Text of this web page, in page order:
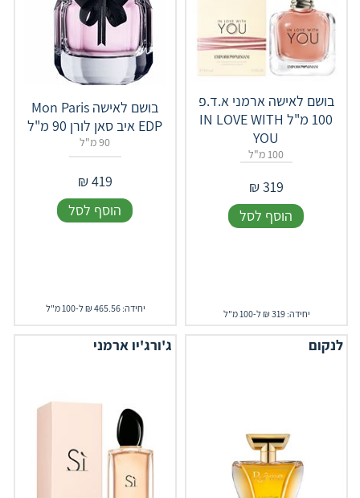
בושם לאישה ארמני א.ד.פ
100 מ"ל IN LOVE WITH
YOU
100 מ"ל
319
₪
הוסף לסל
יחידה: 319 ₪ ל-100 מ"ל
בושם לאישה Mon Paris
EDP איב סאן לורן 90 מ"ל
90 מ"ל
419
₪
הוסף לסל
יחידה: 465.56 ₪ ל-100 מ"ל
לנקום ג'ורג'יו ארמני